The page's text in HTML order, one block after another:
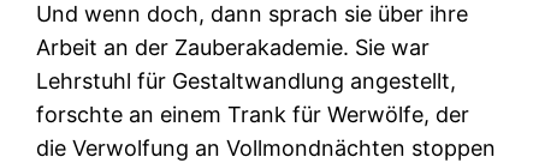
Und wenn doch, dann sprach sie über ihre
Arbeit an der Zauberakademie. Sie war
Lehrstuhl für Gestaltwandlung angestellt,
forschte an einem Trank für Werwölfe, der
die Verwolfung an Vollmondnächten stoppen